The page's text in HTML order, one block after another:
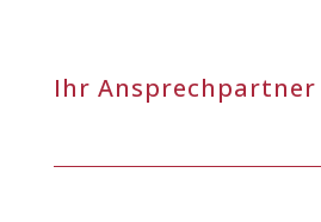
Ihr Ansprechpartner